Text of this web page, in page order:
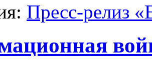
Пресс-релиз